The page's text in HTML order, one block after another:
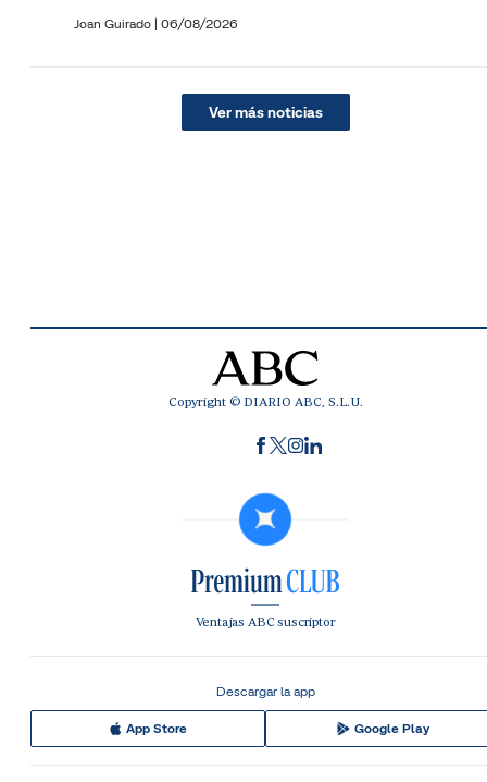
Joan Guirado | 06/08/2026
Ver más noticias
Copyright © DIARIO ABC, S.L.U.
Ventajas ABC suscriptor
Descargar la app
App Store Google Play